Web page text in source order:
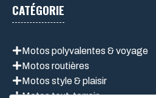
CATÉGORIE
Motos polyvalentes & voyage
Motos routières
Motos style & plaisir
Motos tout-terrain